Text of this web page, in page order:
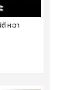
หะวา